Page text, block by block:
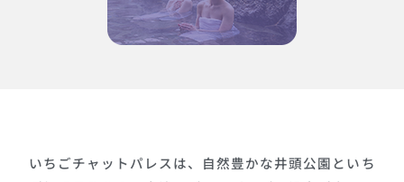
いちごチャットパレスは、自然豊かな井頭公園といち